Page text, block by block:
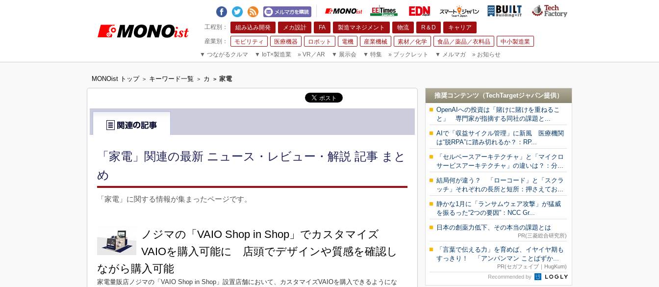
組み込み開発 メカ設計 FA 製造マネジメント 物流 R＆D キャリア
モビリティ 医療機器 ロボット 電機 産業機械 素材／化学 食品／薬品／衣料品
中小製造業
▼ つながるクルマ ▼ IoT×製造業 » VR／AR ▼ 展示会 ▼ 特集 » ブックレット ▼ メルマガ » お知らせ
MONOist トップ > キーワード一覧 > カ > 家電
「家電」関連の最新 ニュース・レビュー・解説 記事 まと
め
「家電」に関する情報が集まったページです。
ノジマの「VAIO Shop in Shop」でカスタマイズ
VAIOを購入可能に 店頭でデザインや質感を確認し
ながら購入可能
家電量販店ノジマの「VAIO Shop in Shop」設置店舗において、カスタマイズVAIOを購入できるようにな
推奨コンテンツ（TechTargetジャパン提供）
OpenAIへの投資は「賭けに賭けを重ねるこ
と」 専門家が指摘する同社の課題と...
AIで「収益サイクル管理」に新風 医療機関
は“脱RPA”に踏み切れるか？：RP...
「セルベースアーキテクチャ」と「マイクロ
サービスアーキテクチャ」の違いは？：分...
結局何が違う？ 「ローコード」と「スクラ
ッチ」それぞれの長所と短所：押さえてお...
静かな1月に「ランサムウェア攻撃」が猛威
を振るった“2つの要因”：NCC Gr...
日本の創薬力低下、その本当の課題とは
PR(三菱総合研究所)
「言葉で伝える力」を育めば、イヤイヤ期も
すっきり！ 「アンパンマン ことばずか...
PR(セガフェイブ｜HugKum)
Recommended by